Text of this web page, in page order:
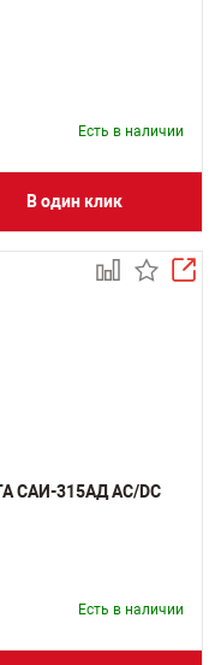
Есть в наличии
В один клик
САИ-315АД AC/DC
Есть в наличии